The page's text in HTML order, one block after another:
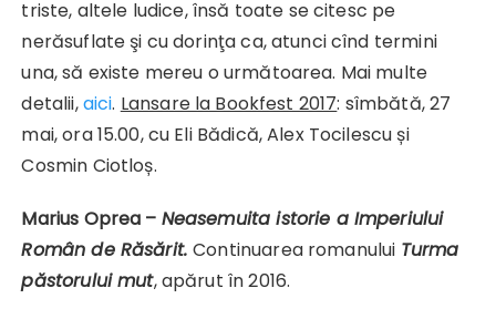
triste, altele ludice, însă toate se citesc pe
nerăsuflate şi cu dorinţa ca, atunci cînd termini
una, să existe mereu o următoarea. Mai multe
detalii,aici. Lansare la Bookfest 2017: sîmbătă, 27
mai, ora 15.00, cu Eli Bădică, Alex Tocilescu și
Cosmin Ciotloș.
Marius Oprea – Neasemuita istorie a Imperiului
Român de Răsărit.Continuarea romanului Turma
păstorului mut, apărut în 2016.